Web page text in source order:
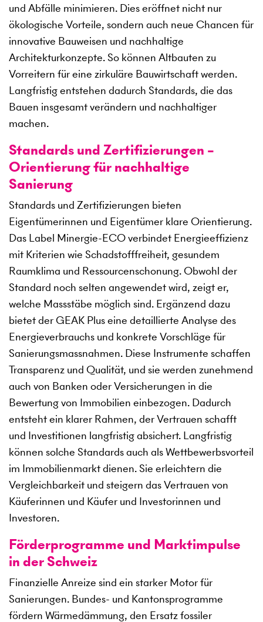
und Abfälle minimieren. Dies eröffnet nicht nur
ökologische Vorteile, sondern auch neue Chancen für
innovative Bauweisen und nachhaltige
Architekturkonzepte. So können Altbauten zu
Vorreitern für eine zirkuläre Bauwirtschaft werden.
Langfristig entstehen dadurch Standards, die das
Bauen insgesamt verändern und nachhaltiger
machen.
Standards und Zertifizierungen –
Orientierung für nachhaltige
Sanierung
Standards und Zertifizierungen bieten
Eigentümerinnen und Eigentümer klare Orientierung.
Das Label Minergie-ECO verbindet Energieeffizienz
mit Kriterien wie Schadstofffreiheit, gesundem
Raumklima und Ressourcenschonung. Obwohl der
Standard noch selten angewendet wird, zeigt er,
welche Massstäbe möglich sind. Ergänzend dazu
bietet der GEAK Plus eine detaillierte Analyse des
Energieverbrauchs und konkrete Vorschläge für
Sanierungsmassnahmen. Diese Instrumente schaffen
Transparenz und Qualität, und sie werden zunehmend
auch von Banken oder Versicherungen in die
Bewertung von Immobilien einbezogen. Dadurch
entsteht ein klarer Rahmen, der Vertrauen schafft
und Investitionen langfristig absichert. Langfristig
können solche Standards auch als Wettbewerbsvorteil
im Immobilienmarkt dienen. Sie erleichtern die
Vergleichbarkeit und steigern das Vertrauen von
Käuferinnen und Käufer und Investorinnen und
Investoren.
Förderprogramme und Marktimpulse
in der Schweiz
Finanzielle Anreize sind ein starker Motor für
Sanierungen. Bundes- und Kantonsprogramme
fördern Wärmedämmung, den Ersatz fossiler